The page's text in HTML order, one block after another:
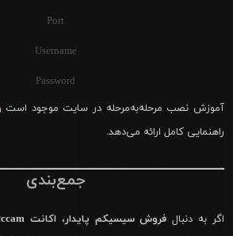
Port
Username
Password
آموزش نصب مرحله‌به‌مرحله در سایت موجود است و
راهنمایی کامل ارائه می‌دهد.
جمع‌بندی
اگر به دنبال فروش سیسیکم پایدار، اکانت cccam حرفه‌ای